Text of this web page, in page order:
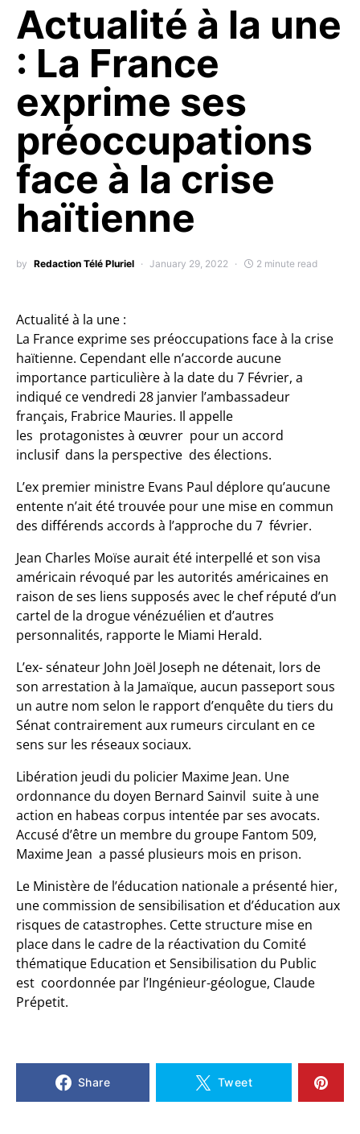
Actualité à la une
: La France
exprime ses
préoccupations
face à la crise
haïtienne
by Redaction Télé Pluriel January 29, 2022 2 minute read
Actualité à la une :
La France exprime ses préoccupations face à la crise
haïtienne. Cependant elle n’accorde aucune
importance particulière à la date du 7 Février, a
indiqué ce vendredi 28 janvier l’ambassadeur
français, Frabrice Mauries. Il appelle
les protagonistes à œuvrer pour un accord
inclusif dans la perspective des élections.
L’ex premier ministre Evans Paul déplore qu’aucune
entente n’ait été trouvée pour une mise en commun
des différends accords à l’approche du 7 février.
Jean Charles Moïse aurait été interpellé et son visa
américain révoqué par les autorités américaines en
raison de ses liens supposés avec le chef réputé d’un
cartel de la drogue vénézuélien et d’autres
personnalités, rapporte le Miami Herald.
L’ex- sénateur John Joël Joseph ne détenait, lors de
son arrestation à la Jamaïque, aucun passeport sous
un autre nom selon le rapport d’enquête du tiers du
Sénat contrairement aux rumeurs circulant en ce
sens sur les réseaux sociaux.
Libération jeudi du policier Maxime Jean. Une
ordonnance du doyen Bernard Sainvil suite à une
action en habeas corpus intentée par ses avocats.
Accusé d’être un membre du groupe Fantom 509,
Maxime Jean a passé plusieurs mois en prison.
Le Ministère de l’éducation nationale a présenté hier,
une commission de sensibilisation et d’éducation aux
risques de catastrophes. Cette structure mise en
place dans le cadre de la réactivation du Comité
thématique Education et Sensibilisation du Public
est coordonnée par l’Ingénieur-géologue, Claude
Prépetit.
Share Tweet